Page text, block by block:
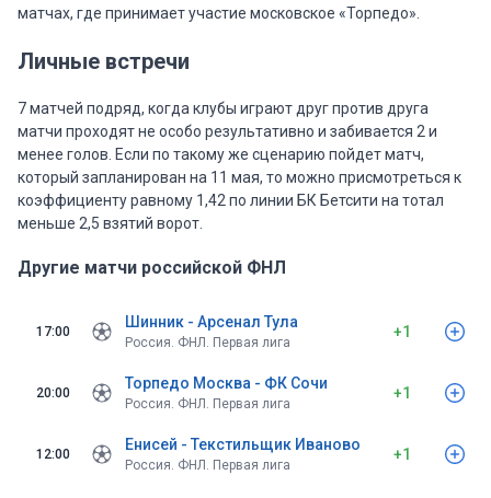
матчах, где принимает участие московское «Торпедо».
Личные встречи
7 матчей подряд, когда клубы играют друг против друга
матчи проходят не особо результативно и забивается 2 и
менее голов. Если по такому же сценарию пойдет матч,
который запланирован на 11 мая, то можно присмотреться к
коэффициенту равному 1,42 по линии БК Бетсити на тотал
меньше 2,5 взятий ворот.
Другие матчи российской ФНЛ
17:00
Шинник - Арсенал Тула
Россия. ФНЛ. Первая лига
+1
20:00
Торпедо Москва - ФК Сочи
Россия. ФНЛ. Первая лига
+1
12:00
Енисей - Текстильщик Иваново
Россия. ФНЛ. Первая лига
+1